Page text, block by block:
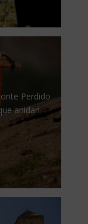
Perdido
anidan